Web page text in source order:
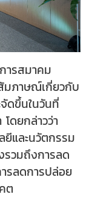
ารสมาคม
มภาษณ์เกี่ยวกับ
ดขึ้นในวันที่
ดยกล่าวว่า
ยีและนวัตกรรม
รวมถึงการลด
รลดการปล่อย
ต